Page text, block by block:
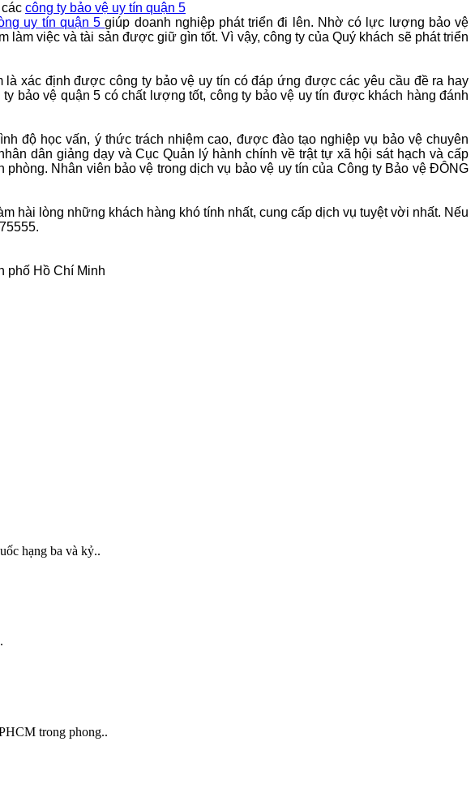
công ty bảo vệ uy tín quận 5
uy tín quận 5 giúp doanh nghiệp phát triển đi lên. Nhờ có lực lượng bảo vệ
việc và tài sản được giữ gìn tốt. Vì vậy, công ty của Quý khách sẽ phát triển
là xác định được công ty bảo vệ uy tín có đáp ứng được các yêu cầu đề ra hay
ty bảo vệ quận 5 có chất lượng tốt, công ty bảo vệ uy tín được khách hàng đánh
độ học vấn, ý thức trách nhiệm cao, được đào tạo nghiệp vụ bảo vệ chuyên
dân giảng dạy và Cục Quản lý hành chính về trật tự xã hội sát hạch và cấp
Nhân viên bảo vệ trong dịch vụ bảo vệ uy tín của Công ty Bảo vệ ĐÔNG
hài lòng những khách hàng khó tính nhất, cung cấp dịch vụ tuyệt vời nhất. Nếu
.
phố Hồ Chí Minh
hạng ba và kỷ..
trong phong..